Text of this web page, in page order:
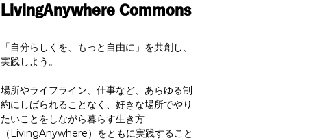
LivingAnywhere Commons
「自分らしくを、もっと自由に」を共創し、
実践しよう。
場所やライフライン、仕事など、あらゆる制
約にしばられることなく、好きな場所でやり
たいことをしながら暮らす生き方
（LivingAnywhere）をともに実践すること